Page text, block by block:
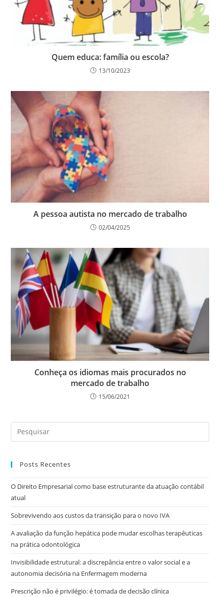
Quem educa: família ou escola?
13/10/2023
A pessoa autista no mercado de trabalho
02/04/2025
Conheça os idiomas mais procurados no
mercado de trabalho
15/06/2021
Posts Recentes
O Direito Empresarial como base estruturante da atuação contábil
atual
Sobrevivendo aos custos da transição para o novo IVA
A avaliação da função hepática pode mudar escolhas terapêuticas
na prática odontológica
Invisibilidade estrutural: a discrepância entre o valor social e a
autonomia decisória na Enfermagem moderna
Prescrição não é privilégio: é tomada de decisão clínica